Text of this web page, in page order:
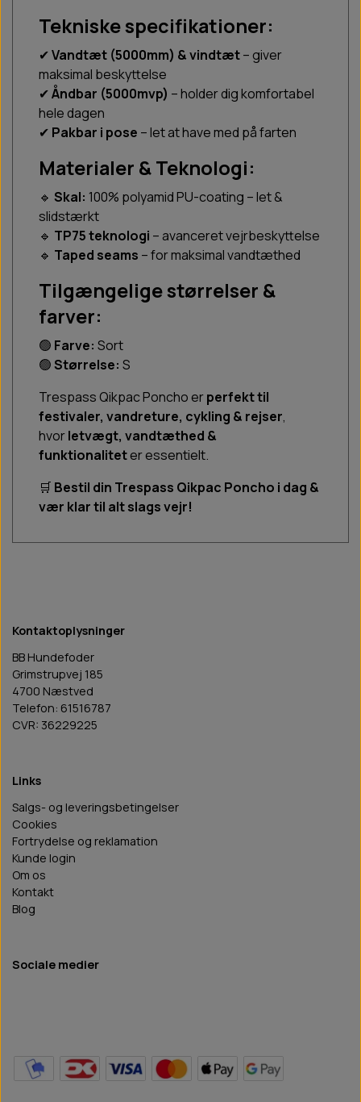
Tekniske specifikationer:
✔Vandtæt (5000mm) & vindtæt– giver
maksimal beskyttelse
✔Åndbar (5000mvp) – holder dig komfortabel
hele dagen
✔ Pakbar i pose – let at have med på farten
Materialer & Teknologi:
🔹 Skal: 100% polyamid PU-coating – let &
slidstærkt
🔹 TP75 teknologi – avanceret vejrbeskyttelse
🔹 Taped seams – for maksimal vandtæthed
Tilgængelige størrelser &
farver:
🟢 Farve: Sort
🟢Størrelse: S
Trespass Qikpac Poncho erperfekt til
festivaler, vandreture, cykling & rejser,
hvorletvægt, vandtæthed &
funktionaliteter essentielt.
🛒 Bestil din Trespass Qikpac Poncho i dag &
vær klar til alt slags vejr!
Kontaktoplysninger
BB Hundefoder
Grimstrupvej 185
4700 Næstved
Telefon: 61516787
CVR: 36229225
Links
Salgs- og leveringsbetingelser
Cookies
Fortrydelse og reklamation
Kunde login
Om os
Kontakt
Blog
Sociale medier